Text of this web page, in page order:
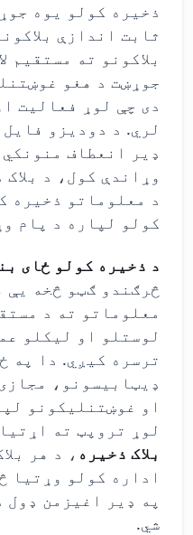
ذخیره کولو یوه
ثابت اندازې
بلاکونو ته مستقیم
جوړښت د هغو
دی چې لوړ فعالیت
لري. د دودیزو
ډیر انعطاف
وړاندې کول، د
د معلوماتو ذخیره
کولو لپاره د پام
د ذخیره کولو ځای
څرګندو ګټو څخه یې
معلوماتو ته د
لوستلو او لیکلو
ترسره کیږي. دا په
ډیټابیسونو،
او غوښتنلیکونو
لوړ تروپټ ته
بلاک ذخیره ، د هر
اداره کولو وړتیا
په ډیر اغیزمن ډول
شي.